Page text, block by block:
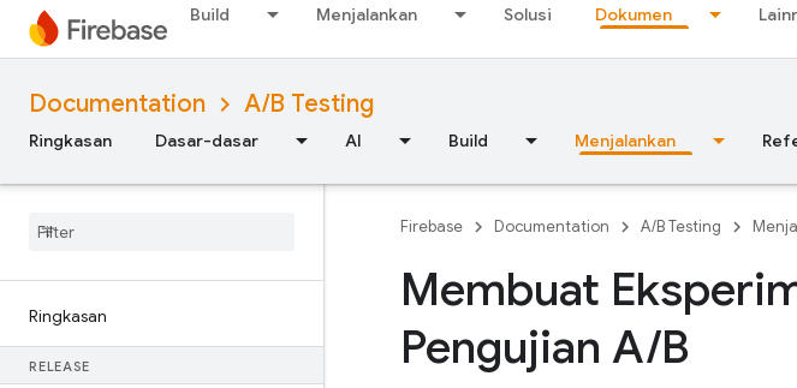
Build Menjalankan Solusi Dokumen
Documentation A/B Testing
Ringkasan Dasar-dasar AI Build Menjalankan
Ringkasan
RELEASE
Firebase Documentation A/B Testing
Membuat
Pengujian A/B